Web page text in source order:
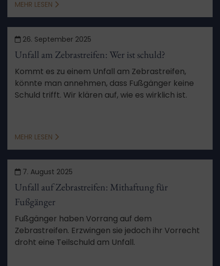
MEHR LESEN
26. September 2025
Unfall am Zebrastreifen: Wer ist schuld?
Kommt es zu einem Unfall am Zebrastreifen,
könnte man annehmen, dass Fußgänger keine
Schuld trifft. Wir klären auf, wie es wirklich ist.
MEHR LESEN
7. August 2025
Unfall auf Zebrastreifen: Mithaftung für
Fußgänger
Fußgänger haben Vorrang auf dem
Zebrastreifen. Erzwingen sie jedoch ihr Vorrecht
droht eine Teilschuld am Unfall.